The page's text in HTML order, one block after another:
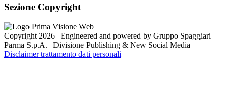
Sezione Copyright
Copyright 2026 | Engineered and powered by Gruppo Spaggiari
Parma S.p.A. | Divisione Publishing & New Social Media
Disclaimer trattamento dati personali